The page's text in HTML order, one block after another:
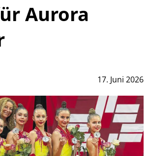
17. Juni 2026
Aurora